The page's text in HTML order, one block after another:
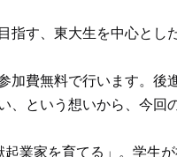
す、東大生を中心とし
費無料で行います。後
という想いから、今回
業家を育てる」。学生